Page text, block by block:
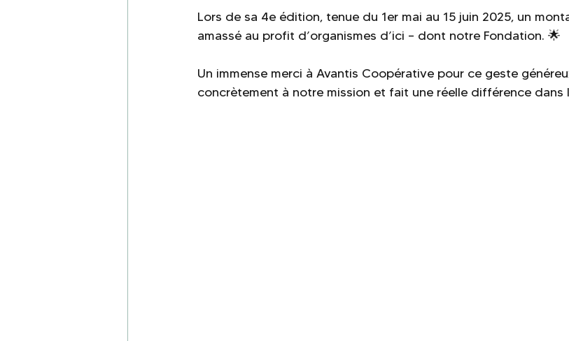
Lors de sa 4e édition, tenue du 1er mai au 15 juin 2025, un
amassé au profit d’organismes d’ici – dont notre Fondation. 🌟
Un immense merci à Avantis Coopérative pour ce geste
concrètement à notre mission et fait une réelle différence dans